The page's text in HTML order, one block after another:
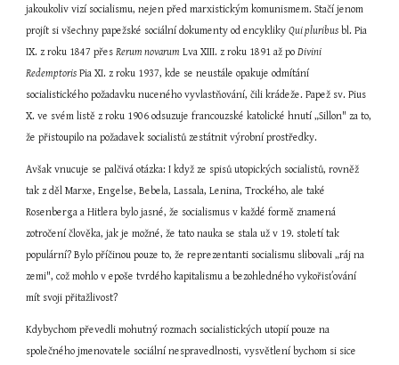
jakoukoliv vizí socialismu, nejen před marxistickým komunismem. Stačí jenom
projít si všechny papežské sociální dokumenty od encykliky Qui pluribus bl. Pia
IX. z roku 1847 přes Rerum novarum Lva XIII. z roku 1891 až po Divini
Redemptoris Pia XI. z roku 1937, kde se neustále opakuje odmítání
socialistického požadavku nuceného vyvlastňování, čili krádeže. Papež sv. Pius
X. ve svém listě z roku 1906 odsuzuje francouzské katolické hnutí „Sillon" za to,
že přistoupilo na požadavek socialistů zestátnit výrobní prostředky.
Avšak vnucuje se palčivá otázka: I když ze spisů utopických socialistů, rovněž
tak z děl Marxe, Engelse, Bebela, Lassala, Lenina, Trockého, ale také
Rosenberga a Hitlera bylo jasné, že socialismus v každé formě znamená
zotročení člověka, jak je možné, že tato nauka se stala už v 19. století tak
populární? Bylo příčinou pouze to, že reprezentanti socialismu slibovali „ráj na
zemi", což mohlo v epoše tvrdého kapitalismu a bezohledného vykořisťování
mít svoji přitažlivost?
Kdybychom převedli mohutný rozmach socialistických utopií pouze na
společného jmenovatele sociální nespravedlnosti, vysvětlení bychom si sice